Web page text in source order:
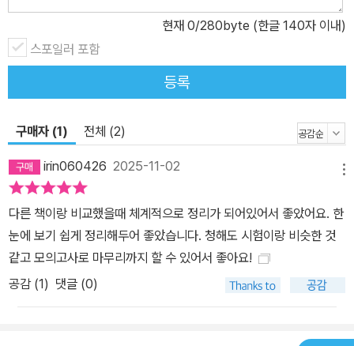
현재 0/280byte (한글 140자 이내)
스포일러 포함
등록
구매자 (1) 전체 (2)
irin060426 2025-11-02
다른 책이랑 비교했을때 체계적으로 정리가 되어있어서 좋았어요. 한
눈에 보기 쉽게 정리해두어 좋았습니다. 청해도 시험이랑 비슷한 것
같고 모의고사로 마무리까지 할 수 있어서 좋아요!
공감 (1) 댓글 (0)